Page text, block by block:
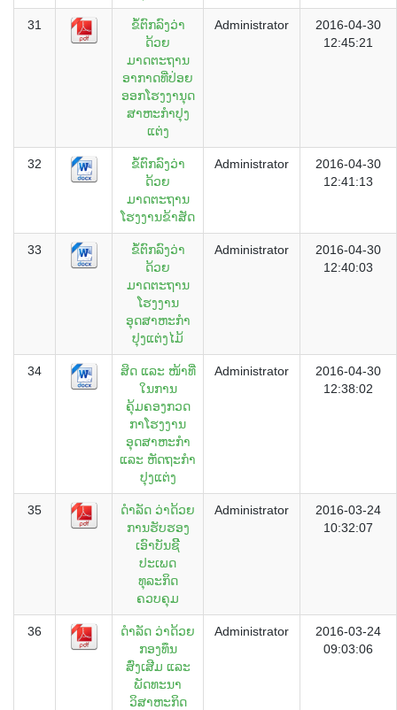
31
ຂໍ້ຕົກລົງວ່າ
ດ້ວຍ
ມາດຕະຖານ
ອາກາດທີ່ປ່ອຍ
ອອກໂຮງງານຸດ
ສາຫະກຳປຸງ
ແຕ່ງ
Administrator
2016-04-30
12:45:21
32
ຂໍ້ຕົກລົງວ່າ
ດ້ວຍ
ມາດຕະຖານ
ໂຮງງານຂ້າສັດ
Administrator
2016-04-30
12:41:13
33
ຂໍ້ຕົກລົງວ່າ
ດ້ວຍ
ມາດຕະຖານ
ໂຮງງານ
ອຸດສາຫະກຳ
ປຸງແຕ່ງໄມ້
Administrator
2016-04-30
12:40:03
34
ສິດ ແລະ ໜ້າທີ່
ໃນການ
ຄຸ້ມຄອງກວດ
ກາໂຮງງານ
ອຸດສາຫະກຳ
ແລະ ຫັດຖະກຳ
ປຸງແຕ່ງ
Administrator
2016-04-30
12:38:02
35
ດຳລັດ ວ່າດ້ວຍ
ການຮັບຮອງ
ເອົາບັນຊີີ
ປະເພດ
ທຸລະກິດ
ຄວບຄຸມ
Administrator
2016-03-24
10:32:07
36
ດຳລັດ ວ່າດ້ວຍ
ກອງທຶນ
ສົ່ງເສີມ ແລະ
ພັດທະນາ
ວິສາຫະກິດ
Administrator
2016-03-24
09:03:06